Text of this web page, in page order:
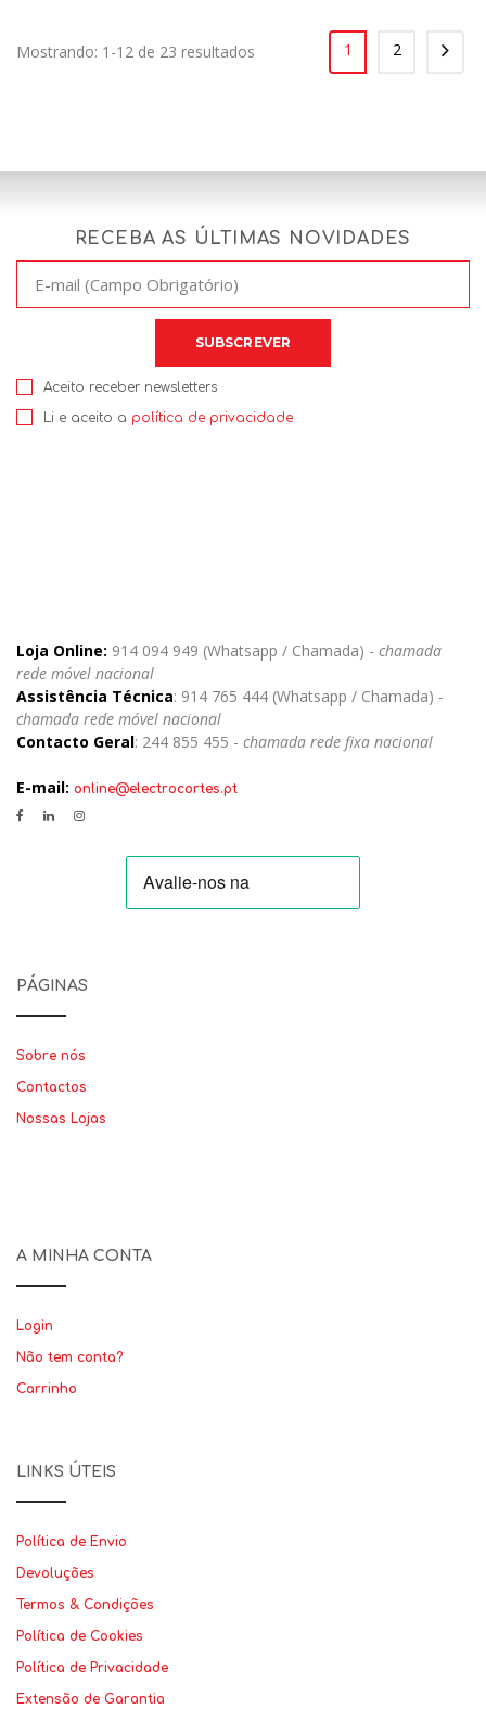
Mostrando: 1-12 de 23 resultados 1 2
RECEBA AS ÚLTIMAS NOVIDADES
Aceito receber newsletters
Li e aceito a política de privacidade
Loja Online: 914 094 949 (Whatsapp / Chamada) - chamada
rede móvel nacional
Assistência Técnica: 914 765 444 (Whatsapp / Chamada) -
chamada rede móvel nacional
Contacto Geral: 244 855 455 - chamada rede fixa nacional
E-mail: online@electrocortes.pt
PÁGINAS
Sobre nós
Contactos
Nossas Lojas
A MINHA CONTA
Login
Não tem conta?
Carrinho
LINKS ÚTEIS
Política de Envio
Devoluções
Termos & Condições
Política de Cookies
Política de Privacidade
Extensão de Garantia